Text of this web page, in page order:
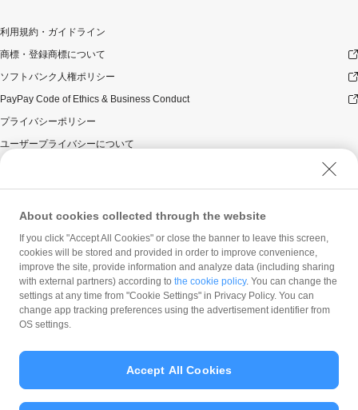
利用規約・ガイドライン
商標・登録商標について
ソフトバンク人権ポリシー
PayPay Code of Ethics & Business Conduct
プライバシーポリシー
ユーザープライバシーについて
ウェブサイト利用規約
反社会的勢力に対する方針
勧誘方針
マネロン等基本方針
カスタマーハラスメントに関する当社の考え方
© PayPay Corporation
About cookies collected through the website
If you click "Accept All Cookies" or close the banner to leave this screen,
cookies will be stored and provided in order to improve convenience,
improve the site, provide information and analyze data (including sharing
with external partners) according to the cookie policy. You can change the
settings at any time from "Cookie Settings" in Privacy Policy. You can
change app tracking preferences using the advertisement identifier from
OS settings.
Accept All Cookies